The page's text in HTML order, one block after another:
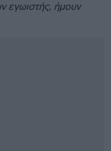
εγωιστής, ήμουν